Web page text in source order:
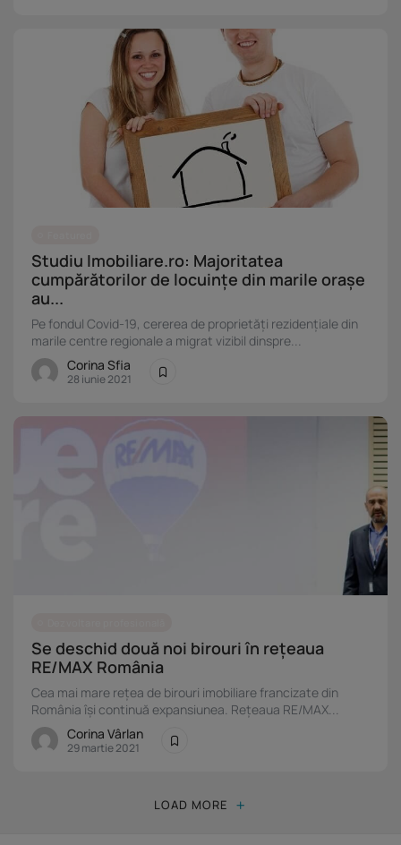
Studiu Imobiliare.ro: Majoritatea
cumpărătorilor de locuințe din marile orașe
au...
Pe fondul Covid-19, cererea de proprietăți rezidențiale din
marile centre regionale a migrat vizibil dinspre...
Corina Sfia
28 iunie 2021
Se deschid două noi birouri în rețeaua
RE/MAX România
Cea mai mare rețea de birouri imobiliare francizate din
România își continuă expansiunea. Rețeaua RE/MAX...
Corina Vârlan
29 martie 2021
LOAD MORE